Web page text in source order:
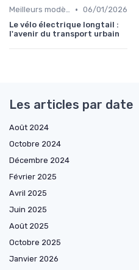
Meilleurs modèles et marques • 06/01/2026
Le vélo électrique longtail :
l'avenir du transport urbain
Les articles par date
Août 2024
Octobre 2024
Décembre 2024
Février 2025
Avril 2025
Juin 2025
Août 2025
Octobre 2025
Janvier 2026